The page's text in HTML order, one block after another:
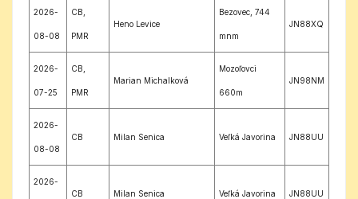
2026-
08-08
CB,
PMR
Heno Levice
Bezovec, 744
mnm
JN88XQ
2026-
07-25
CB,
PMR
Marian Michalková
Mozoľovci
660m
JN98NM
2026-
08-08
CB Milan Senica Veľká Javorina JN88UU
2026-
CB Milan Senica Veľká Javorina JN88UU